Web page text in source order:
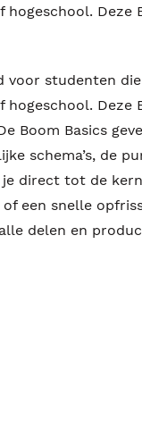
Deze
voor studenten
Deze
Boom Basics
schema’s, de
direct tot de
een snelle
delen en